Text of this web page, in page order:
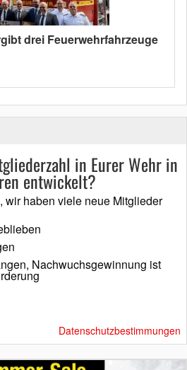
drei Feuerwehrfahrzeuge
in Eurer Wehr in
entwickelt?
wir haben viele neue Mitglieder
Nachwuchsgewinnung ist
Datenschutzbestimmungen